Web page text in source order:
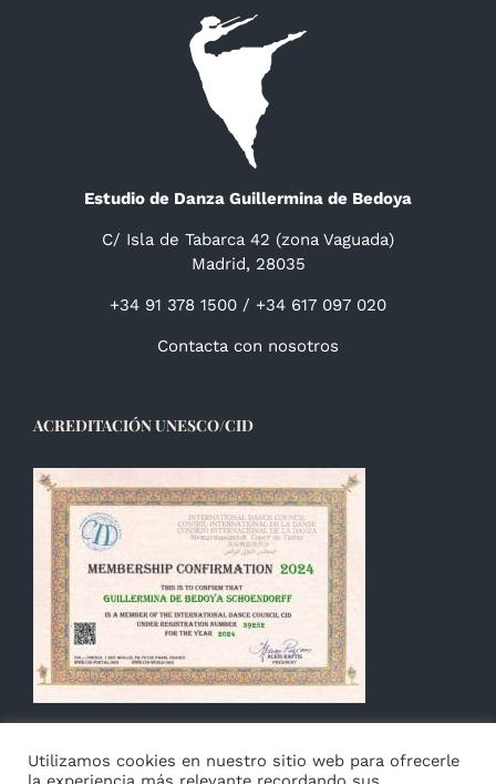
Estudio de Danza Guillermina de Bedoya
C/ Isla de Tabarca 42 (zona Vaguada)
Madrid, 28035
+34 91 378 1500 / +34 617 097 020
Contacta con nosotros
ACREDITACIÓN UNESCO/CID
Utilizamos cookies en nuestro sitio web para ofrecerle